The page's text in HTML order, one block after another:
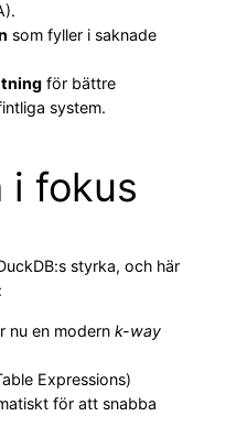
som fyller i saknade
för bättre
system.
i fokus
styrka, och här
nu en modern k-way
Expressions)
för att snabba